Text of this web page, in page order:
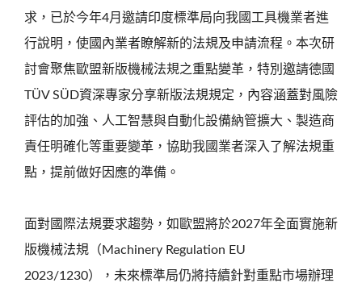
求，已於今年4月邀請印度標準局向我國工具機業者進
行說明，使國內業者瞭解新的法規及申請流程。本次研
討會聚焦歐盟新版機械法規之重點變革，特別邀請德國
TÜV SÜD資深專家分享新版法規規定，內容涵蓋對風險
評估的加強、人工智慧與自動化設備納管擴大、製造商
責任明確化等重要變革，協助我國業者深入了解法規重
點，提前做好因應的準備。
面對國際法規要求趨勢，如歐盟將於2027年全面實施新
版機械法規（Machinery Regulation EU
2023/1230），未來標準局仍將持續針對重點市場辦理